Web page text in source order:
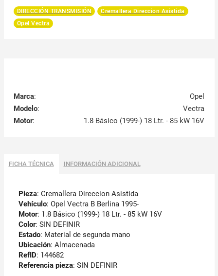
DIRECCIÓN TRANSMISIÓN
Cremallera Direccion Asistida
Opel Vectra
Marca:
Opel
Modelo:
Vectra
Motor: 1.8 Básico (1999-) 18 Ltr. - 85 kW 16V
FICHA TÉCNICA INFORMACIÓN ADICIONAL
Pieza: Cremallera Direccion Asistida
Vehículo: Opel Vectra B Berlina 1995-
Motor: 1.8 Básico (1999-) 18 Ltr. - 85 kW 16V
Color: SIN DEFINIR
Estado: Material de segunda mano
Ubicación: Almacenada
RefID: 144682
Referencia pieza: SIN DEFINIR